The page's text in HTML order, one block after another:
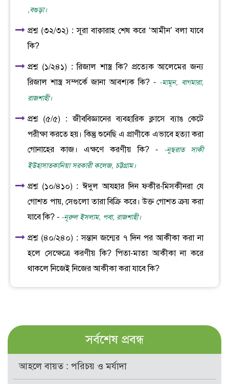
,বগুড়া।
প্রশ্ন (৩২/৩২) : সূরা বাক্বারাহ শেষ করে ‘আমীন’ বলা যাবে
কি?
প্রশ্ন (১/২৪১) : রিজাল শাস্ত্র কি? প্রত্যেক আলেমের জন্য
রিজাল শাস্ত্র সম্পর্কে জানা আবশ্যক কি? - -মামূন, বাগমারা,
রাজশাহী।
প্রশ্ন (৫/৫) : জীববিজ্ঞানের ব্যবহারিক ক্লাসে ব্যাঙ কেটে
পরীক্ষা করতে হয়। কিন্তু শুনেছি এ প্রাণীকে এভাবে হত্যা করা
গোনাহের কাজ। এক্ষণে করণীয় কি? -
-নুছরাত সাকী
ইউহাসাতকানিয়া সরকারী কলেজ, চট্টগ্রাম।
প্রশ্ন (১০/৪১০) : ঈদুল আযহার দিন ফকীর-মিসকীনরা যে
গোশত পায়, সেগুলো তারা বিক্রি করে। উক্ত গোশত ক্রয় করা
যাবে কি? - -নূরুল ইসলাম, পবা, রাজশাহী।
প্রশ্ন (৪০/২৪০) : সন্তান জন্মের ৭ দিন পর আকীকা করা না
হলে সেক্ষেত্রে করণীয় কি? পিতা-মাতা আকীকা না করে
থাকলে নিজেই নিজের আকীকা করা যাবে কি?
সর্বশেষ প্রবন্ধ
আহলে বায়ত : পরিচয় ও মর্যাদা